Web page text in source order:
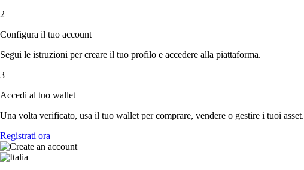
2
Configura il tuo account
Segui le istruzioni per creare il tuo profilo e accedere alla piattaforma.
3
Accedi al tuo wallet
Una volta verificato, usa il tuo wallet per comprare, vendere o gestire i tuoi asset.
Registrati ora